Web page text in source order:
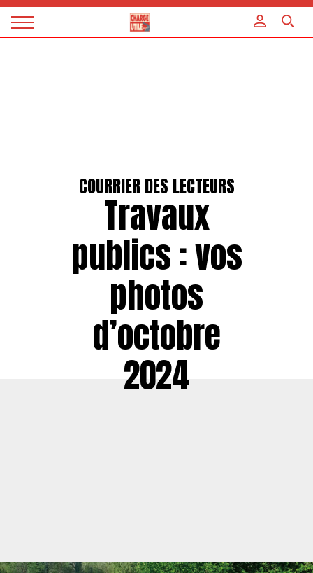
Magazine
COURRIER DES LECTEURS
Travaux
publics : vos
photos
d’octobre
2024
Panneau de gestion des cookies